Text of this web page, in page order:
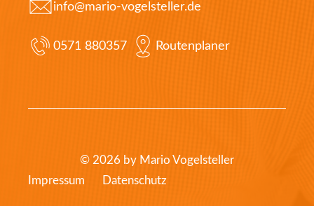
info@mario-vogelsteller.de
0571 880357 Routenplaner
© 2026 by Mario Vogelsteller
Impressum
Datenschutz